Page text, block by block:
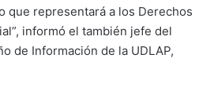
que representará a los Derechos
informó el también jefe del
de Información de la UDLAP,